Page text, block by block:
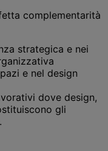
complementarità
strategica e nei
e nel design
dove design,
gli